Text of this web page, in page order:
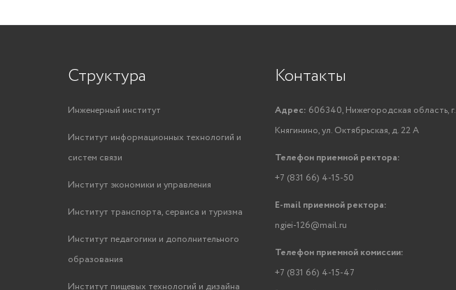
Структура
Инженерный институт
Институт информационных технологий и
систем связи
Институт экономики и управления
Институт транспорта, сервиса и туризма
Институт педагогики и дополнительного
образования
Институт пищевых технологий и дизайна
Контакты
Адрес: 606340, Нижегородская область, г.
Княгинино, ул. Октябрьская, д. 22 А
Телефон приемной ректора:
+7 (831 66) 4-15-50
E-mail приемной ректора:
ngiei-126@mail.ru
Телефон приемной комиссии:
+7 (831 66) 4-15-47